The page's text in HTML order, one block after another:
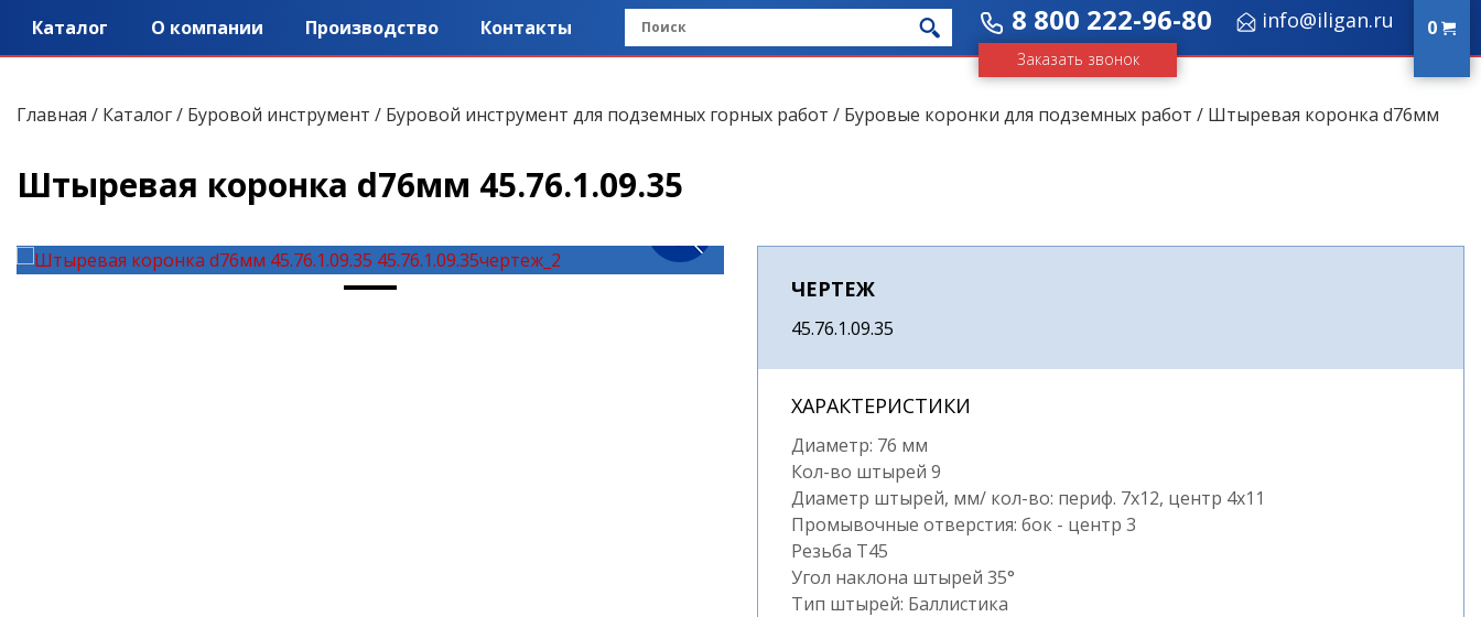
Каталог О компании Производство Контакты 8 800 222-96-80
Заказать звонок
info@iligan.ru 0
Главная / Каталог/ Буровой инструмент / Буровой инструмент для подземных горных работ / Буровые коронки для подземных работ / Штыревая коронка d76мм
Штыревая коронка d76мм 45.76.1.09.35
ЧЕРТЕЖ
45.76.1.09.35
ХАРАКТЕРИСТИКИ
Диаметр: 76 мм
Кол-во штырей 9
Диаметр штырей, мм/ кол-во: периф. 7х12, центр 4х11
Промывочные отверстия: бок - центр 3
Резьба T45
Угол наклона штырей 35°
Тип штырей: Баллистика